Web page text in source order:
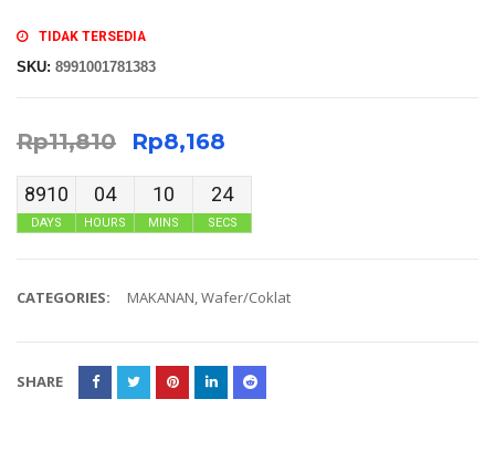
TIDAK TERSEDIA
SKU: 8991001781383
Rp11,810 Rp8,168
8910
DAYS
04
HOURS
10
MINS
24
SECS
CATEGORIES: MAKANAN,Wafer/Coklat
SHARE